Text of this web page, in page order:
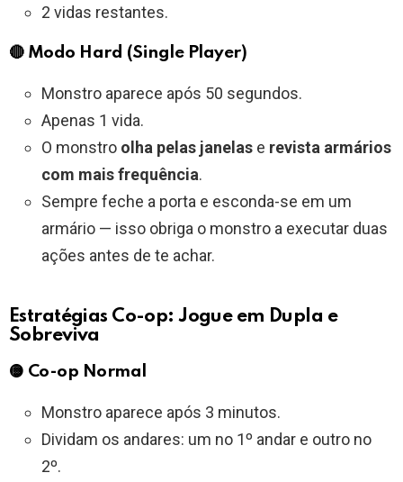
2 vidas restantes.
🔴 Modo Hard (Single Player)
Monstro aparece após 50 segundos.
Apenas 1 vida.
O monstro olha pelas janelas e revista armários
com mais frequência.
Sempre feche a porta e esconda-se em um
armário — isso obriga o monstro a executar duas
ações antes de te achar.
Estratégias Co-op: Jogue em Dupla e
Sobreviva
🟡 Co-op Normal
Monstro aparece após 3 minutos.
Dividam os andares: um no 1º andar e outro no
2º.